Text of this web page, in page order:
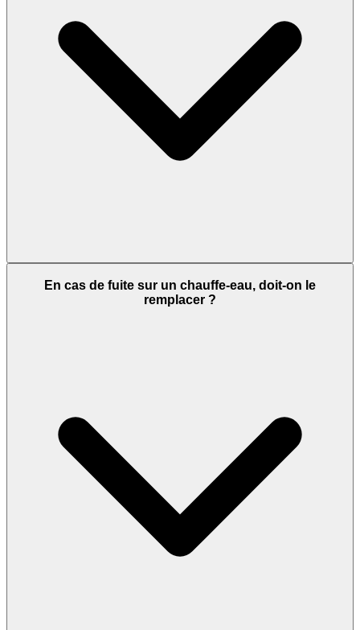
En cas de fuite sur un chauffe-eau, doit-on le
remplacer ?